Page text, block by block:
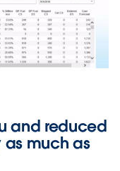
with Tableau
it easy for
So you can
line, not
and reduced
much as